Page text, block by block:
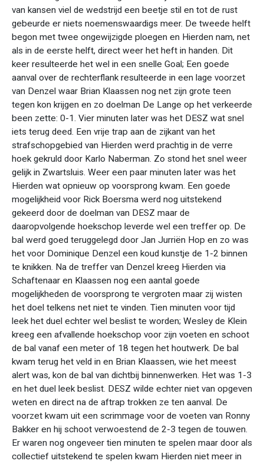
van kansen viel de wedstrijd een beetje stil en tot de rust
gebeurde er niets noemenswaardigs meer. De tweede helft
begon met twee ongewijzigde ploegen en Hierden nam, net
als in de eerste helft, direct weer het heft in handen. Dit
keer resulteerde het wel in een snelle Goal; Een goede
aanval over de rechterflank resulteerde in een lage voorzet
van Denzel waar Brian Klaassen nog net zijn grote teen
tegen kon krijgen en zo doelman De Lange op het verkeerde
been zette: 0-1. Vier minuten later was het DESZ wat snel
iets terug deed. Een vrije trap aan de zijkant van het
strafschopgebied van Hierden werd prachtig in de verre
hoek gekruld door Karlo Naberman. Zo stond het snel weer
gelijk in Zwartsluis. Weer een paar minuten later was het
Hierden wat opnieuw op voorsprong kwam. Een goede
mogelijkheid voor Rick Boersma werd nog uitstekend
gekeerd door de doelman van DESZ maar de
daaropvolgende hoekschop leverde wel een treffer op. De
bal werd goed teruggelegd door Jan Jurriën Hop en zo was
het voor Dominique Denzel een koud kunstje de 1-2 binnen
te knikken. Na de treffer van Denzel kreeg Hierden via
Schaftenaar en Klaassen nog een aantal goede
mogelijkheden de voorsprong te vergroten maar zij wisten
het doel telkens net niet te vinden. Tien minuten voor tijd
leek het duel echter wel beslist te worden; Wesley de Klein
kreeg een afvallende hoekschop voor zijn voeten en schoot
de bal vanaf een meter of 18 tegen het houtwerk. De bal
kwam terug het veld in en Brian Klaassen, wie het meest
alert was, kon de bal van dichtbij binnenwerken. Het was 1-3
en het duel leek beslist. DESZ wilde echter niet van opgeven
weten en direct na de aftrap trokken ze ten aanval. De
voorzet kwam uit een scrimmage voor de voeten van Ronny
Bakker en hij schoot verwoestend de 2-3 tegen de touwen.
Er waren nog ongeveer tien minuten te spelen maar door als
collectief uitstekend te spelen kwam Hierden niet meer in